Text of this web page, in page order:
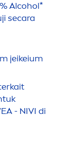
Alcohol*
secara
jeikeium
- NIVI di